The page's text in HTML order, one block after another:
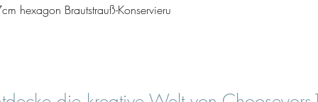
Schnellansicht
hexagon Brautstrauß-Konservieru